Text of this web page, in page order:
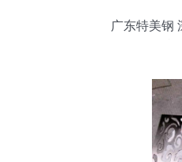
广东特美钢